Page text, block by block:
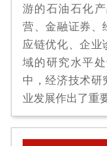
游的石油石化
营、金融证券、
应链优化、企业
域的研究水平
中，经济技术研
业发展作出了重